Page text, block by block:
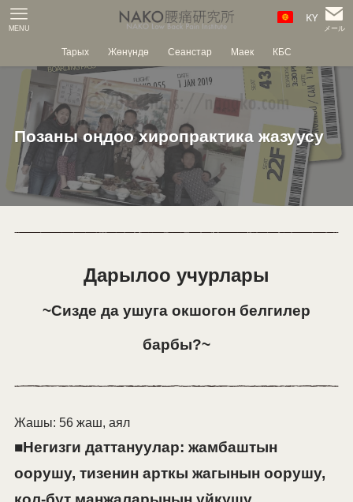
メール
MENU
Тарых Жөнүндө Сеанстар Маек КБС
Позаны оңдоо хиропрактика жазуусу
Дарылоо учурлары
~Сизде да ушуга окшогон белгилер
барбы?~
Жашы: 56 жаш, аял
■Негизги даттануулар: жамбаштын
оорушу, тизенин арткы жагынын оорушу,
KY